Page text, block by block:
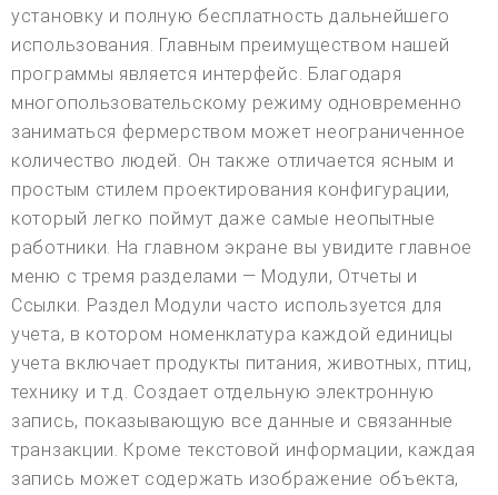
установку и полную бесплатность дальнейшего
использования. Главным преимуществом нашей
программы является интерфейс. Благодаря
многопользовательскому режиму одновременно
заниматься фермерством может неограниченное
количество людей. Он также отличается ясным и
простым стилем проектирования конфигурации,
который легко поймут даже самые неопытные
работники. На главном экране вы увидите главное
меню с тремя разделами — Модули, Отчеты и
Ссылки. Раздел Модули часто используется для
учета, в котором номенклатура каждой единицы
учета включает продукты питания, животных, птиц,
технику и т.д. Создает отдельную электронную
запись, показывающую все данные и связанные
транзакции. Кроме текстовой информации, каждая
запись может содержать изображение объекта,